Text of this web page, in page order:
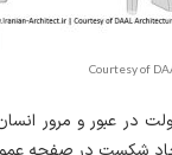
Courtesy of
در عبور و مرور